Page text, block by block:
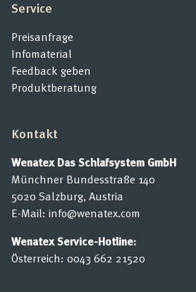
Service
Preisanfrage
Infomaterial
Feedback geben
Produktberatung
Kontakt
Wenatex Das Schlafsystem GmbH
Münchner Bundesstraße 140
5020 Salzburg, Austria
E-Mail: info@wenatex.com
Wenatex Service-Hotline:
Österreich: 0043 662 21520